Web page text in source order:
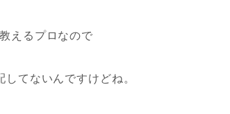
えるプロなので
てないんですけどね。